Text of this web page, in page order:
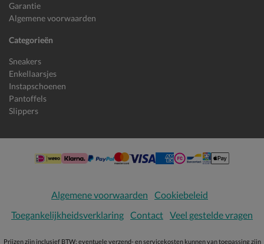
Garantie
Algemene voorwaarden
Categorieën
Sneakers
Enkellaarsjes
Instapschoenen
Pantoffels
Slippers
Algemene voorwaarden
Cookiebeleid
Toegankelijkheidsverklaring Contact Veel gestelde vragen
Prijzen zijn inclusief BTW; eventuele verzend- en servicekosten kunnen van toepassing zijn